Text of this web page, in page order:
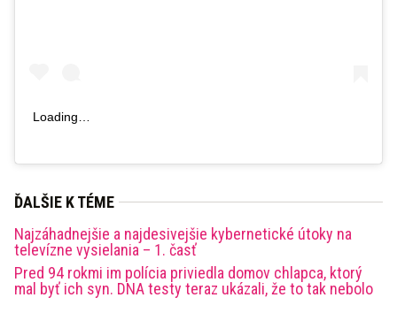
Loading…
ĎALŠIE K TÉME
Najzáhadnejšie a najdesivejšie kybernetické útoky na
televízne vysielania – 1. časť
Pred 94 rokmi im polícia priviedla domov chlapca, ktorý
mal byť ich syn. DNA testy teraz ukázali, že to tak nebolo